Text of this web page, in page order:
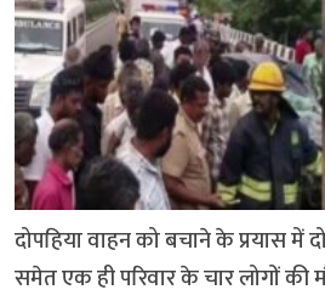
दोपहिया वाहन को बचाने के प्रयास में
समेत एक ही परिवार के चार लोगों की